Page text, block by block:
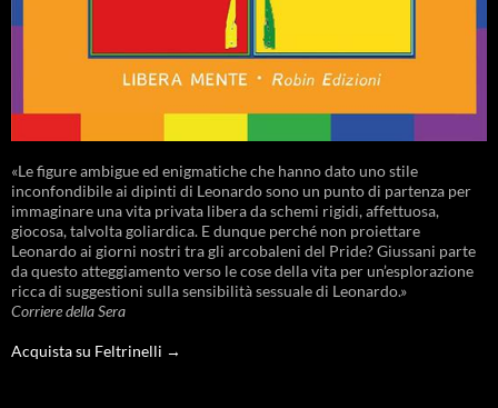
«Le figure ambigue ed enigmatiche che hanno dato uno stile
inconfondibile ai dipinti di Leonardo sono un punto di partenza per
immaginare una vita privata libera da schemi rigidi, affettuosa,
giocosa, talvolta goliardica. E dunque perché non proiettare
Leonardo ai giorni nostri tra gli arcobaleni del Pride? Giussani parte
da questo atteggiamento verso le cose della vita per un’esplorazione
ricca di suggestioni sulla sensibilità sessuale di Leonardo.»
Corriere della Sera
Acquista su Feltrinelli →